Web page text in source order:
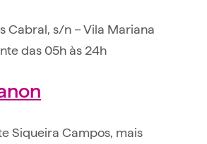
Cabral, s/n – Vila Mariana
das 05h às 24h
Siqueira Campos, mais